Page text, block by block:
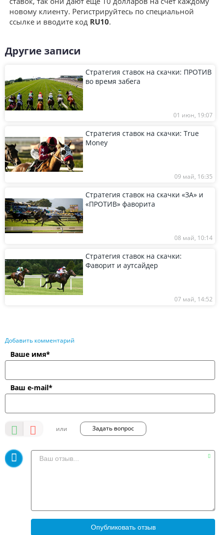
новому клиенту. Регистрируйтесь по специальной
ссылке и вводите код RU10.
Другие записи
Стратегия ставок на скачки: ПРОТИВ
во время забега
01 июн, 19:07
Стратегия ставок на скачки: True
Money
09 май, 16:35
Стратегия ставок на скачки «ЗА» и
«ПРОТИВ» фаворита
08 май, 10:14
Стратегия ставок на скачки:
Фаворит и аутсайдер
07 май, 14:52
Добавить комментарий
Ваше имя*
Ваш e-mail*
Задать вопрос